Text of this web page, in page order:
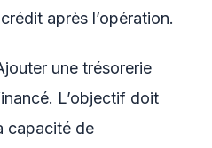
après l’opération.
une trésorerie
L’objectif doit
capacité de